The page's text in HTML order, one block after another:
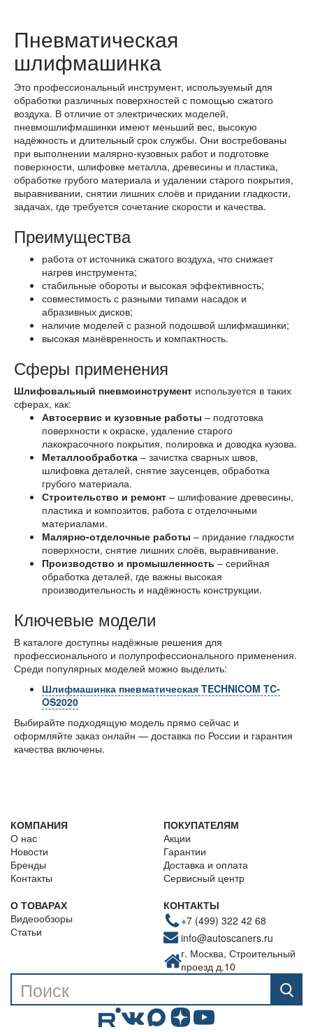
Пневматическая
шлифмашинка
Это профессиональный инструмент, используемый для
обработки различных поверхностей с помощью сжатого
воздуха. В отличие от электрических моделей,
пневмошлифмашинки имеют меньший вес, высокую
надёжность и длительный срок службы. Они востребованы
при выполнении малярно-кузовных работ и подготовке
поверхности, шлифовке металла, древесины и пластика,
обработке грубого материала и удалении старого покрытия,
выравнивании, снятии лишних слоёв и придании гладкости,
задачах, где требуется сочетание скорости и качества.
Преимущества
работа от источника сжатого воздуха, что снижает
нагрев инструмента;
стабильные обороты и высокая эффективность;
совместимость с разными типами насадок и
абразивных дисков;
наличие моделей с разной подошвой шлифмашинки;
высокая манёвренность и компактность.
Сферы применения
Шлифовальный пневмоинструмент используется в таких
сферах, как:
Автосервис и кузовные работы – подготовка
поверхности к окраске, удаление старого
лакокрасочного покрытия, полировка и доводка кузова.
Металлообработка – зачистка сварных швов,
шлифовка деталей, снятие заусенцев, обработка
грубого материала.
Строительство и ремонт – шлифование древесины,
пластика и композитов, работа с отделочными
материалами.
Малярно-отделочные работы – придание гладкости
поверхности, снятие лишних слоёв, выравнивание.
Производство и промышленность – серийная
обработка деталей, где важны высокая
производительность и надёжность конструкции.
Ключевые модели
В каталоге доступны надёжные решения для
профессионального и полупрофессионального применения.
Среди популярных моделей можно выделить:
Шлифмашинка пневматическая TECHNICOM TC-
OS2020
Выбирайте подходящую модель прямо сейчас и
оформляйте заказ онлайн — доставка по России и гарантия
качества включены.
КОМПАНИЯ
О нас
Новости
Бренды
Контакты
ПОКУПАТЕЛЯМ
Акции
Гарантии
Доставка и оплата
Сервисный центр
О ТОВАРАХ
Видеообзоры
Статьи
КОНТАКТЫ
+7 (499) 322 42 68
info@autoscaners.ru
г. Москва, Строительный
проезд д.10